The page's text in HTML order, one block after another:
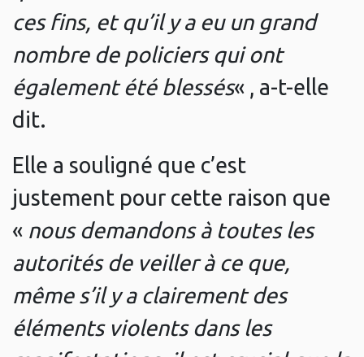
ces fins, et qu’il y a eu un grand
nombre de policiers qui ont
également été blessés« , a-t-elle
dit.
Elle a souligné que c’est
justement pour cette raison que
« nous demandons à toutes les
autorités de veiller à ce que,
même s’il y a clairement des
éléments violents dans les